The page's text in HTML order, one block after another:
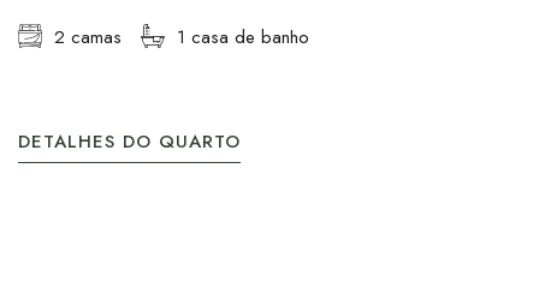
2 camas 1 casa de banho
DETALHES DO QUARTO